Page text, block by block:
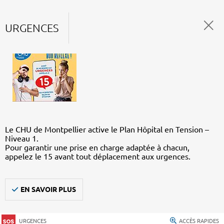
URGENCES
Le CHU de Montpellier active le Plan Hôpital en Tension –
Niveau 1.
Pour garantir une prise en charge adaptée à chacun,
appelez le 15 avant tout déplacement aux urgences.
EN SAVOIR PLUS
URGENCES ACCÈS RAPIDES